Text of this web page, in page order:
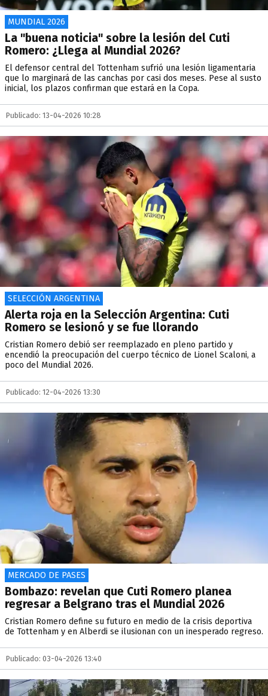
MUNDIAL 2026
La "buena noticia" sobre la lesión del Cuti
Romero: ¿Llega al Mundial 2026?
El defensor central del Tottenham sufrió una lesión ligamentaria
que lo marginará de las canchas por casi dos meses. Pese al susto
inicial, los plazos confirman que estará en la Copa.
Publicado: 13-04-2026 10:28
SELECCIÓN ARGENTINA
Alerta roja en la Selección Argentina: Cuti
Romero se lesionó y se fue llorando
Cristian Romero debió ser reemplazado en pleno partido y
encendió la preocupación del cuerpo técnico de Lionel Scaloni, a
poco del Mundial 2026.
Publicado: 12-04-2026 13:30
MERCADO DE PASES
Bombazo: revelan que Cuti Romero planea
regresar a Belgrano tras el Mundial 2026
Cristian Romero define su futuro en medio de la crisis deportiva
de Tottenham y en Alberdi se ilusionan con un inesperado regreso.
Publicado: 03-04-2026 13:40